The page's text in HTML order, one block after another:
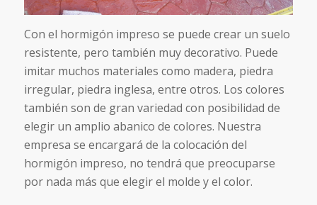
Con el hormigón impreso se puede crear un suelo
resistente, pero también muy decorativo. Puede
imitar muchos materiales como madera, piedra
irregular, piedra inglesa, entre otros. Los colores
también son de gran variedad con posibilidad de
elegir un amplio abanico de colores. Nuestra
empresa se encargará de la colocación del
hormigón impreso, no tendrá que preocuparse
por nada más que elegir el molde y el color.